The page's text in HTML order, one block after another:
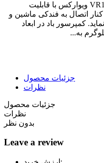
پمپ باد فندکی دو سیلندر VR1206 ACT ویوارکس با قابلیت
خودرو در کنار اتصال به فندکی ماشین و
کمپرسور باد در ابعاد
جزئیات محصول
نظرات
جزئیات محصول
نظرات
بدون نظر
Leave a review